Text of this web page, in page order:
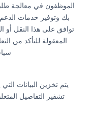
الموظفون في معالجة
بك وتوفير خدمات
توافق على هذا النقل أو
المعقولة للتأكد من
يتم تخزين البيانات
تشفير التفاصيل